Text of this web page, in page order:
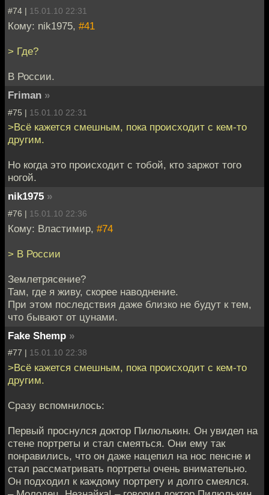
#74 | 15.01.10 22:31
Кому: nik1975, #41
> Где?
В России.
Friman »
#75 | 15.01.10 22:31
>Всё кажется смешным, пока происходит с кем-то
другим.
Но когда это происходит с тобой, кто заржот того
ногой.
nik1975 »
#76 | 15.01.10 22:36
Кому: Властимир, #74
> В России
Землетрясение?
Там, где я живу, скорее наводнение.
При этом последствия даже близко не будут к тем,
что бывают от цунами.
Fake Shemp »
#77 | 15.01.10 22:38
>Всё кажется смешным, пока происходит с кем-то
другим.
Сразу вспомнилось:
Первый проснулся доктор Пилюлькин. Он увидел на
стене портреты и стал смеяться. Они ему так
понравились, что он даже нацепил на нос пенсне и
стал рассматривать портреты очень внимательно.
Он подходил к каждому портрету и долго смеялся.